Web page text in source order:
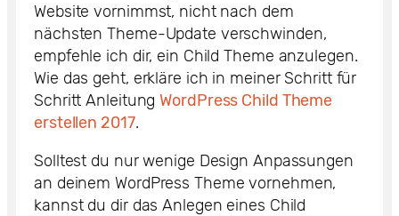
Website vornimmst, nicht nach dem
nächsten Theme-Update verschwinden,
empfehle ich dir, ein Child Theme anzulegen.
Wie das geht, erkläre ich in meiner Schritt für
Schritt AnleitungWordPress Child Theme
erstellen 2017.
Solltest du nur wenige Design Anpassungen
an deinem WordPress Theme vornehmen,
kannst du dir das Anlegen eines Child